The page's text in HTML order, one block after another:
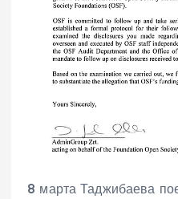
8 марта Таджибаева